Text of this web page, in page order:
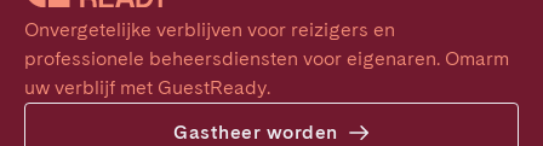
Onvergetelijke verblijven voor reizigers en
professionele beheersdiensten voor eigenaren. Omarm
uw verblijf met GuestReady.
Gastheer worden